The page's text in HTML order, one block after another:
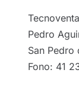
Pedro
San Pedro
Fono: 41